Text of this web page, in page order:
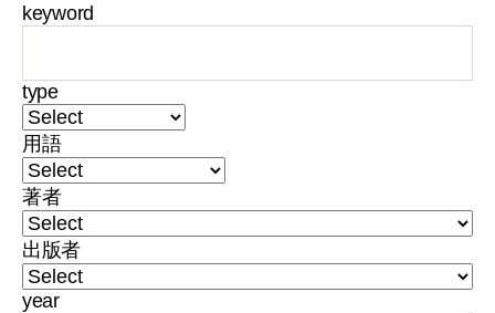
keyword
type
用語
著者
出版者
year